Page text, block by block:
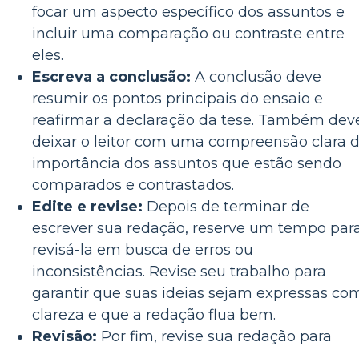
focar um aspecto específico dos assuntos e
incluir uma comparação ou contraste entre
eles.
Escreva a conclusão: A conclusão deve
resumir os pontos principais do ensaio e
reafirmar a declaração da tese. Também
deixar o leitor com uma compreensão clara
importância dos assuntos que estão sendo
comparados e contrastados.
Edite e revise: Depois de terminar de
escrever sua redação, reserve um tempo
revisá-la em busca de erros ou
inconsistências. Revise seu trabalho para
garantir que suas ideias sejam expressas
clareza e que a redação flua bem.
Revisão: Por fim, revise sua redação para